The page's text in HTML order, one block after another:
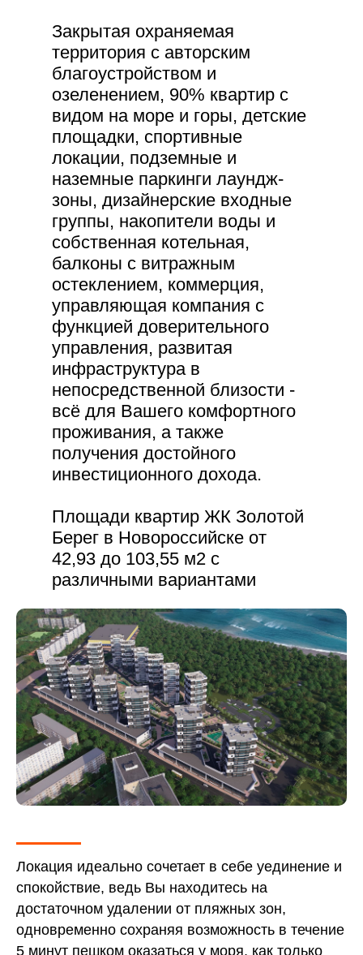
Закрытая охраняемая
территория с авторским
благоустройством и
озеленением, 90% квартир с
видом на море и горы, детские
площадки, спортивные
локации, подземные и
наземные паркинги лаундж-
зоны, дизайнерские входные
группы, накопители воды и
собственная котельная,
балконы с витражным
остеклением, коммерция,
управляющая компания с
функцией доверительного
управления, развитая
инфраструктура в
непосредственной близости -
всё для Вашего комфортного
проживания, а также
получения достойного
инвестиционного дохода.
Площади квартир ЖК Золотой
Берег в Новороссийске от
42,93 до 103,55 м2 с
различными вариантами
ремонтом! Эскроу-счета,
ипотека (в том числе
субсидированная, военная),
материнский капитал,
рассрочка от застройщика.
Старт продаж новой очереди!
Локация идеально сочетает в себе уединение и
спокойствие, ведь Вы находитесь на
достаточном удалении от пляжных зон,
одновременно сохраняя возможность в течение
5 минут пешком оказаться у моря, как только